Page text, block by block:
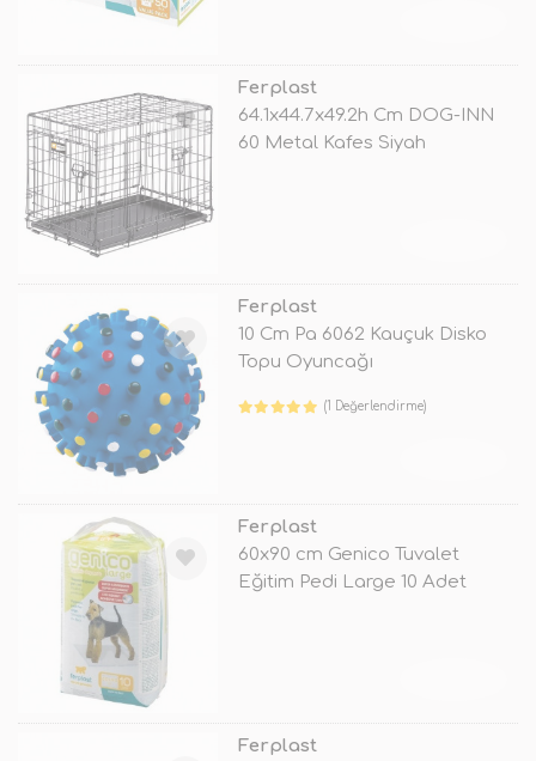
Ferplast
64.1x44.7x49.2h Cm DOG-INN
60 Metal Kafes Siyah
Ferplast
10 Cm Pa 6062 Kauçuk Disko
Topu Oyuncağı
(1 Değerlendirme)
Ferplast
60x90 cm Genico Tuvalet
Eğitim Pedi Large 10 Adet
Ferplast